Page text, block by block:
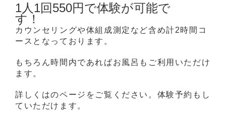
1人1回550円で体験が可能で
す！
カウンセリングや体組成測定など含め計2時間コ
ースとなっております。
もちろん時間内であればお風呂もご利用いただけ
ます。
詳しくはのページをご覧ください。体験予約もし
ていただけます。